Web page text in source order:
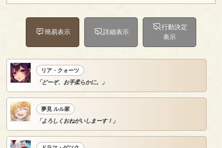
簡易表示 詳細表示
行動決定
表示
リア・クォーツ
「どーぞ、お手柔らかに。」
夢見 ルル家
「よろしくおねがいしまーす！」